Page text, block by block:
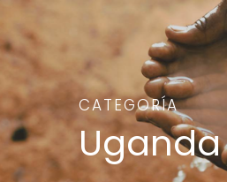
CATEGORÍA
Uganda